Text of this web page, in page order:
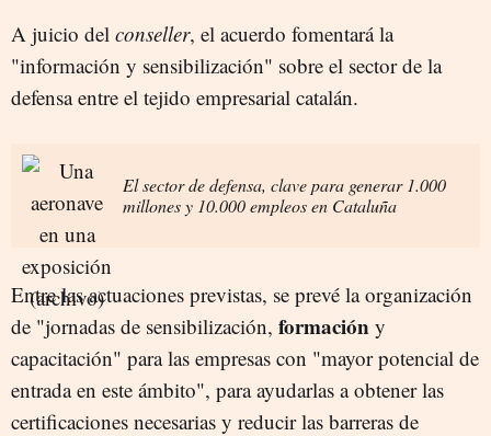
A juicio del conseller, el acuerdo fomentará la
"información y sensibilización" sobre el sector de la
defensa entre el tejido empresarial catalán.
El sector de defensa, clave para generar 1.000
millones y 10.000 empleos en Cataluña
Entre las actuaciones previstas, se prevé la organización
de "jornadas de sensibilización, formación y
capacitación" para las empresas con "mayor potencial de
entrada en este ámbito", para ayudarlas a obtener las
certificaciones necesarias y reducir las barreras de